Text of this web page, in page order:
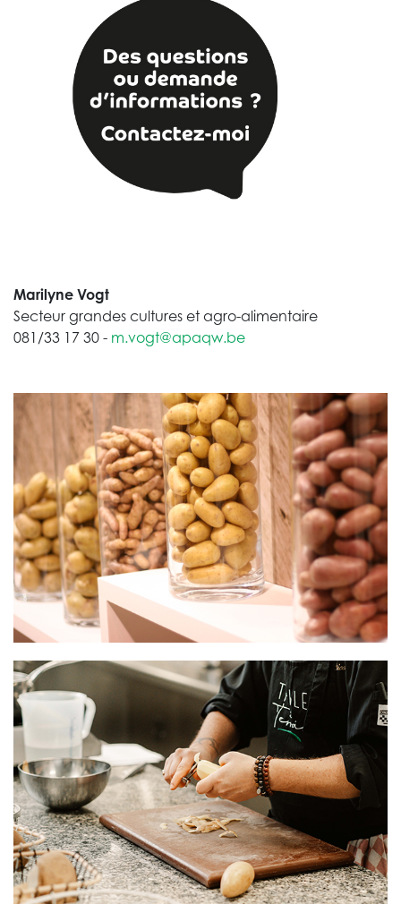
Marilyne Vogt
Secteur grandes cultures et agro-alimentaire
081/33 17 30 - m.vogt@apaqw.be